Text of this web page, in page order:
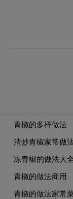
未来星世纪